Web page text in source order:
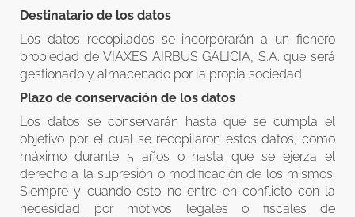
Destinatario de los datos
Los datos recopilados se incorporarán a un fichero
propiedad de VIAXES AIRBUS GALICIA, S.A. que será
gestionado y almacenado por la propia sociedad.
Plazo de conservación de los datos
Los datos se conservarán hasta que se cumpla el
objetivo por el cual se recopilaron estos datos, como
máximo durante 5 años o hasta que se ejerza el
derecho a la supresión o modificación de los mismos.
Siempre y cuando esto no entre en conflicto con la
necesidad por motivos legales o fiscales de